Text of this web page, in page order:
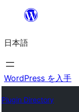
を
ス
キ
プ
日本語
WordPress を入手
Plugin Directory